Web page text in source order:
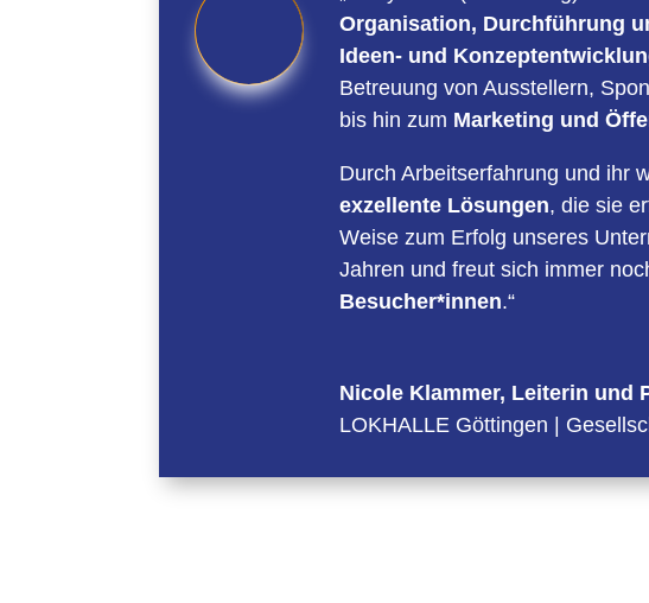
Organisation, Durchführung
Ideen- und
Betreuung von Ausstellern,
bis hin zum Marketing und
Durch Arbeitserfahrung und ihr
exzellente Lösungen, die sie
Weise zum Erfolg unseres
Jahren und freut sich immer
Besucher*innen.“
Nicole Klammer, Leiterin und
LOKHALLE Göttingen |